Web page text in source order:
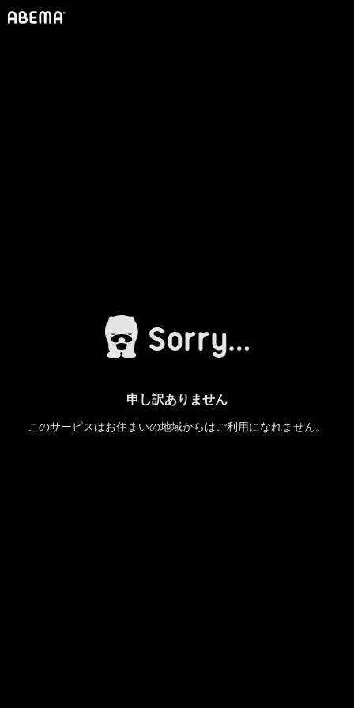
申し訳ありません
このサービスはお住まいの地域からはご利用になれません。